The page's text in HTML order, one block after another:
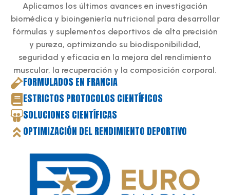
Aplicamos los últimos avances en investigación
biomédica y bioingeniería nutricional para desarrollar
fórmulas y suplementos deportivos de alta precisión
y pureza, optimizando su biodisponibilidad,
seguridad y eficacia en la mejora del rendimiento
muscular, la recuperación y la composición corporal.
FORMULADOS EN FRANCIA
ESTRICTOS PROTOCOLOS CIENTÍFICOS
SOLUCIONES CIENTÍFICAS
OPTIMIZACIÓN DEL RENDIMIENTO DEPORTIVO